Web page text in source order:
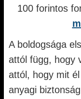
100 forintos
A boldogsága
attól függ, hogy
attól, hogy mit
anyagi